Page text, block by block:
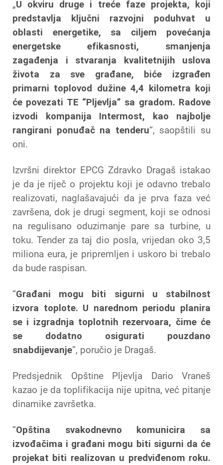
„U okviru druge i treće faze projekta, koji
predstavlja ključni razvojni poduhvat u
oblasti energetike, sa ciljem povećanja
energetske efikasnosti, smanjenja
zagađenja i stvaranja kvalitetnijih uslova
života za sve građane, biće izgrađen
primarni toplovod dužine 4,4 kilometra koji
će povezati TE “Pljevlja” sa gradom. Radove
izvodi kompanija Intermost, kao najbolje
rangirani ponuđač na tenderu“, saopštili su
oni.
Izvršni direktor EPCG Zdravko Dragaš istakao
je da je riječ o projektu koji je odavno trebalo
realizovati, naglašavajući da je prva faza već
završena, dok je drugi segment, koji se odnosi
na regulisano oduzimanje pare sa turbine, u
toku. Tender za taj dio posla, vrijedan oko 3,5
miliona eura, je pripremljen i uskoro bi trebalo
da bude raspisan.
“Građani mogu biti sigurni u stabilnost
izvora toplote. U narednom periodu planira
se i izgradnja toplotnih rezervoara, čime će
se dodatno osigurati pouzdano
snabdijevanje”, poručio je Dragaš.
Predsjednik Opštine Pljevlja Dario Vraneš
kazao je da toplifikacija nije upitna, već pitanje
dinamike završetka.
“Opština svakodnevno komunicira sa
izvođačima i građani mogu biti sigurni da će
projekat biti realizovan u predviđenom roku.